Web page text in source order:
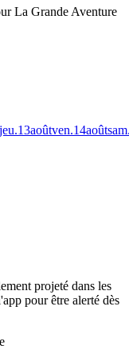
La Grande Aventure
jeu.13aoûtven.14août
projeté dans les
pour être alerté dès